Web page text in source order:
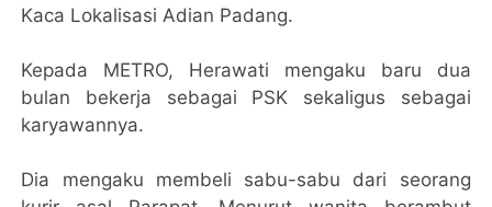
Kaca Lokalisasi Adian Padang.
Kepada METRO, Herawati mengaku baru dua
bulan bekerja sebagai PSK sekaligus sebagai
karyawannya.
Dia mengaku membeli sabu-sabu dari seorang